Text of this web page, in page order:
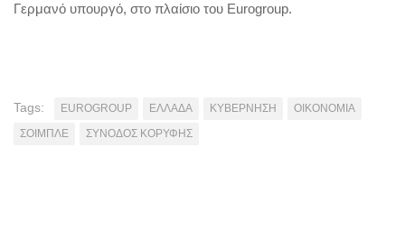
Γερμανό υπουργό, στο πλαίσιο του Eurogroup.
Tags: EUROGROUP ΕΛΛΑΔΑ ΚΥΒΕΡΝΗΣΗ
ΟΙΚΟΝΟΜΙΑ
ΣΟΙΜΠΛΕ
ΣΥΝΟΔΟΣ ΚΟΡΥΦΗΣ